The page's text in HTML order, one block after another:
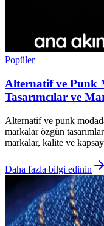
Popüler
Alternatif ve Punk
Tasarımcılar ve
Alternatif ve punk
markalar özgün
markalar, kalite ve
Daha fazla bilgi edinin